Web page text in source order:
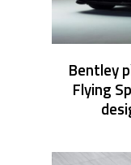
Bentley
Flying